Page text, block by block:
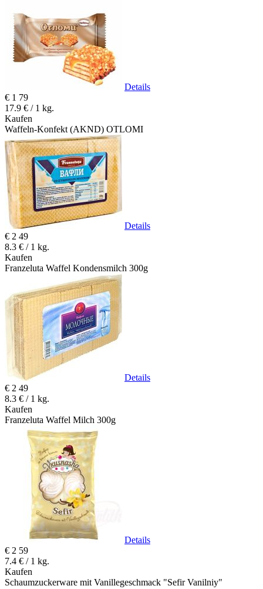
Details
€ 1 79
17.9 € / 1 kg.
Kaufen
Waffeln-Konfekt (AKND) OTLOMI
Details
€ 2 49
8.3 € / 1 kg.
Kaufen
Franzeluta Waffel Kondensmilch 300g
Details
€ 2 49
8.3 € / 1 kg.
Kaufen
Franzeluta Waffel Milch 300g
Details
€ 2 59
7.4 € / 1 kg.
Kaufen
Schaumzuckerware mit Vanillegeschmack "Sefir Vanilniy"